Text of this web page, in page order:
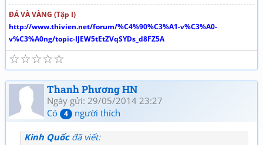
ĐÁ VÀ VÀNG (Tập I)
http://www.thivien.net/forum/%C4%90%C3%A1-v%C3%A0-
v%C3%A0ng/topic-IJEW5tEtZVqSYDs_d8FZ5A
☆
☆
☆
☆
☆
Thanh Phương HN
Ngày gửi: 29/05/2014 23:27
Có
4 người thích
Kinh Quốcđã viết: